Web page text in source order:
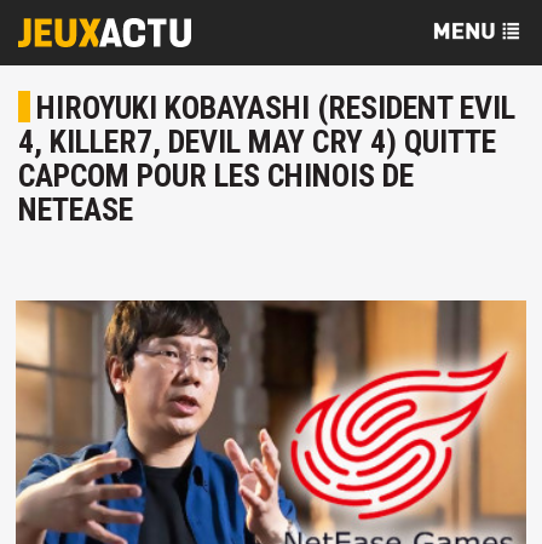
HIROYUKI KOBAYASHI (RESIDENT EVIL
4, KILLER7, DEVIL MAY CRY 4) QUITTE
CAPCOM POUR LES CHINOIS DE
NETEASE